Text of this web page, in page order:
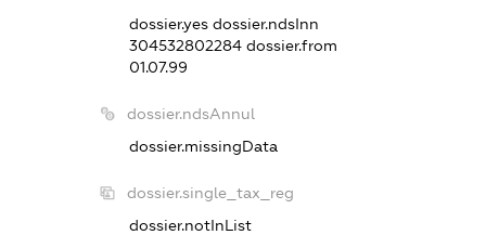
dossier.yes dossier.ndsInn
304532802284 dossier.from
01.07.99
dossier.ndsAnnul
dossier.missingData
dossier.single_tax_reg
dossier.notInList